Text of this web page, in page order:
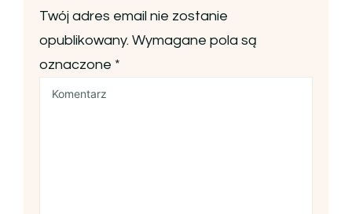
Twój adres email nie zostanie
opublikowany. Wymagane pola są
oznaczone *